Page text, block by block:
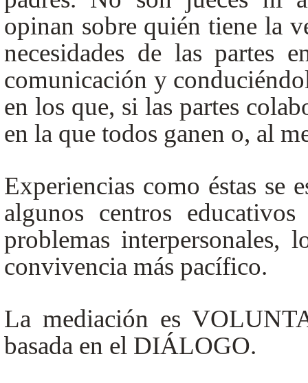
opinan sobre quién tiene la
necesidades de las partes
comunicación y
en los que, si las partes
en la que todos ganen o, al
Experiencias como éstas se
algunos centros
problemas interpersonales,
convivencia más pacífico.
La mediación es
basada en el DIÁLOGO.